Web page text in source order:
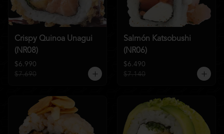
Crispy Quinoa Unagui
(NR08)
$6.990
$7.690
Salmón Katsobushi
(NR06)
$6.490
$7.140